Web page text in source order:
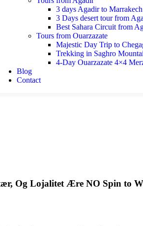
3 days Agadir to
3 Days desert tour from
Best Sahara Circuit from
Tours from Ouarzazate
Majestic Day Trip to
Trekking in Saghro
4-Day Ouarzazate 4×4
Blog
Contact
Og Lojalitet Ære NO Spin to